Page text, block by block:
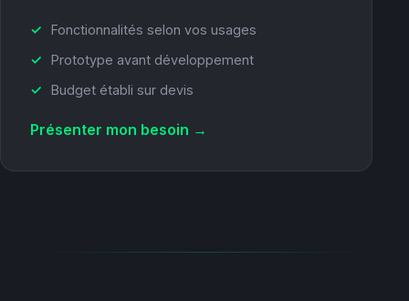
Fonctionnalités selon vos usages
Prototype avant développement
Budget établi sur devis
Présenter mon besoin →